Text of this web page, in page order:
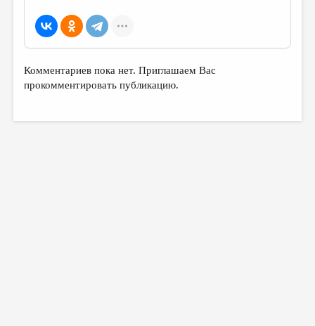
Комментариев пока нет. Приглашаем Вас
прокомментировать публикацию.